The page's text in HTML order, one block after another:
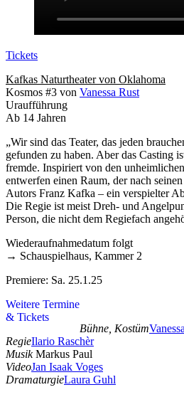
Tickets
Kafkas Naturtheater von Oklahoma
Kosmos #3 von Vanessa Rust
Uraufführung
Ab 14 Jahren
„Wir sind das Teater, das jeden
gefunden zu haben. Aber das Casting
fremde. Inspiriert von den
entwerfen einen Raum, der nach
Autors Franz Kafka – ein verspielter
Die Regie ist meist Dreh- und
Person, die nicht dem Regiefach
Wiederaufnahmedatum folgt
→ Schauspielhaus, Kammer 2
Premiere: Sa. 25.1.25
Weitere Termine
& Tickets
Bühne, Kostüm
RegieIlario Raschèr
MusikMarkus Paul
VideoJan Isaak Voges
DramaturgieLaura Guhl